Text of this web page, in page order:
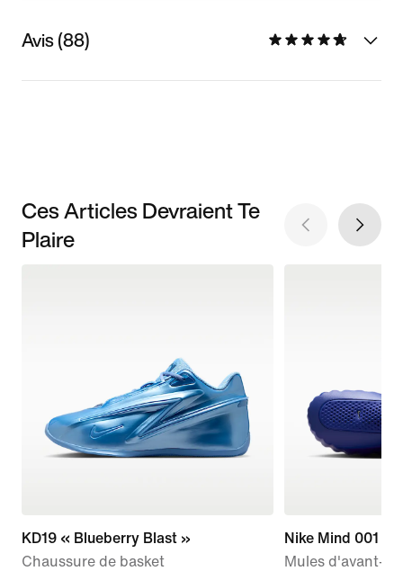
Avis (88)
Ces Articles Devraient Te
Plaire
KD19 « Blueberry Blast »
Chaussure de basket
Nike Mind 001
Mules d'avant-